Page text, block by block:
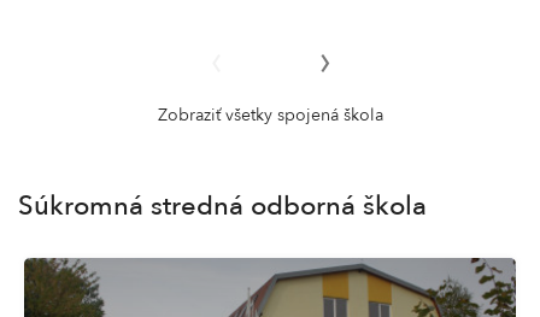
›
Zobraziť všetky spojená škola
Súkromná stredná odborná škola